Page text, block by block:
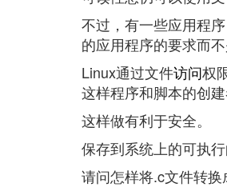
不过，有一些应用程
的应用程序的要求而
Linux通过文件访问权
这样程序和脚本的创
这样做有利于安全。
保存到系统上的可执
请问怎样将.c文件转